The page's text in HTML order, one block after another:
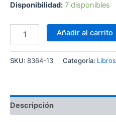
Disponibilidad: 7 disponibles
Añadir al carrito
SKU: 8364-13 Categoría: Libros
Descripción